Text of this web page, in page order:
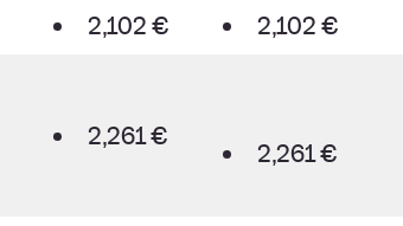
2,102 € 2,102 €
2,261 €
2,261 €